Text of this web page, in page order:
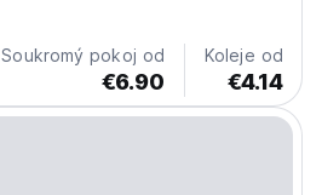
Soukromý pokoj od
€6.90
Koleje od
€4.14